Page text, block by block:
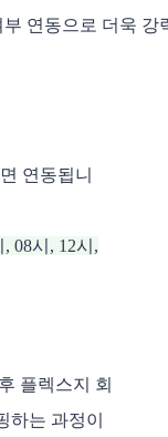
연동으로 더욱
연동됩니
08시, 12시,
플렉스지 회
하는 과정이